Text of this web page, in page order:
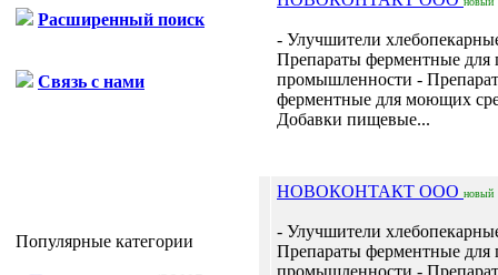
Расширенный поиск
Связь с нами
Популярные категории
- Улучшители
Препараты ферментные для
промышленности -
ферментные для моющих
Добавки пищевые...
НОВОКОНТАКТ ООО новый
- Улучшители
Препараты ферментные для
промышленности -